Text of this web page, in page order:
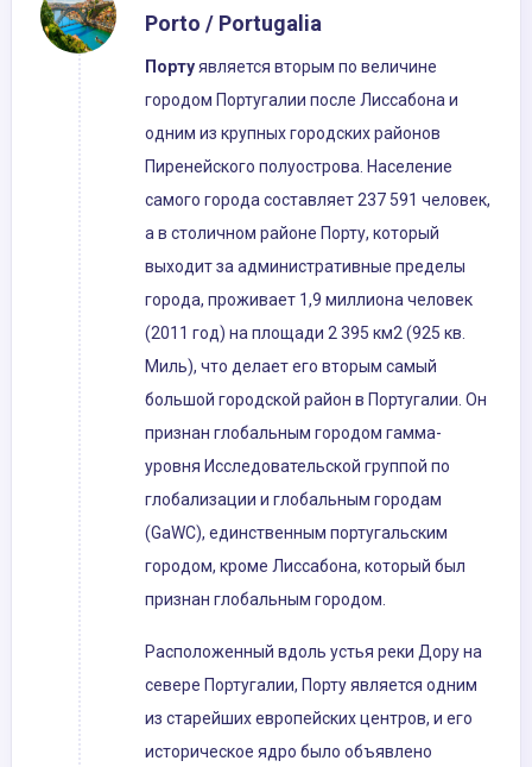
Porto / Portugalia
Портуявляется вторым по величине
городом Португалии после Лиссабона и
одним из крупных городских районов
Пиренейского полуострова. Население
самого города составляет 237 591 человек,
а в столичном районе Порту, который
выходит за административные пределы
города, проживает 1,9 миллиона человек
(2011 год) на площади 2 395 км2 (925 кв.
Миль), что делает его вторым самый
большой городской район в Португалии. Он
признан глобальным городом гамма-
уровня Исследовательской группой по
глобализации и глобальным городам
(GaWC), единственным португальским
городом, кроме Лиссабона, который был
признан глобальным городом.
Расположенный вдоль устья реки Дору на
севере Португалии, Порту является одним
из старейших европейских центров, и его
историческое ядро ​​было объявлено